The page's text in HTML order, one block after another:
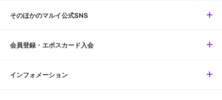
そのほかのマルイ公式SNS
会員登録・エポスカード入会
インフォメーション